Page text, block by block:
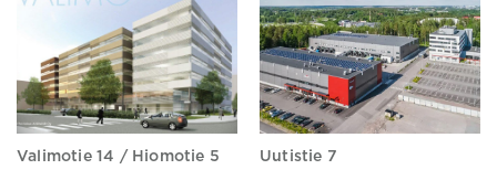
Valimotie 14 / Hiomotie 5 Uutistie 7